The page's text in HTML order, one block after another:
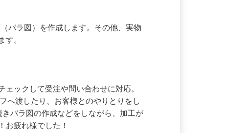
バラ図）を作成します。その他、実物
す。
ェックして受注や問い合わせに対応。
へ渡したり、お客様とのやりとりをし
きバラ図の作成などをしながら、加工が